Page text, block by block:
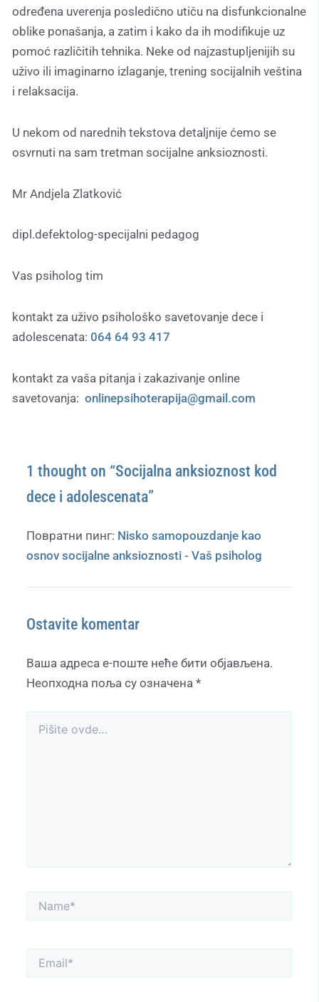
određena uverenja posledično utiču na disfunkcionalne
oblike ponašanja, a zatim i kako da ih modifikuje uz
pomoć različitih tehnika. Neke od najzastupljenijih su
uživo ili imaginarno izlaganje, trening socijalnih veština
i relaksacija.
U nekom od narednih tekstova detaljnije ćemo se
osvrnuti na sam tretman socijalne anksioznosti.
Mr Andjela Zlatković
dipl.defektolog-specijalni pedagog
Vas psiholog tim
kontakt za uživo psihološko savetovanje dece i
adolescenata: 064 64 93 417
kontakt za vaša pitanja i zakazivanje online
savetovanja: onlinepsihoterapija@gmail.com
1 thought on “Socijalna anksioznost kod
dece i adolescenata”
Повратни пинг: Nisko samopouzdanje kao
osnov socijalne anksioznosti - Vaš psiholog
Ostavite komentar
Ваша адреса е-поште неће бити објављена.
Неопходна поља су означена *
Name*
Email*